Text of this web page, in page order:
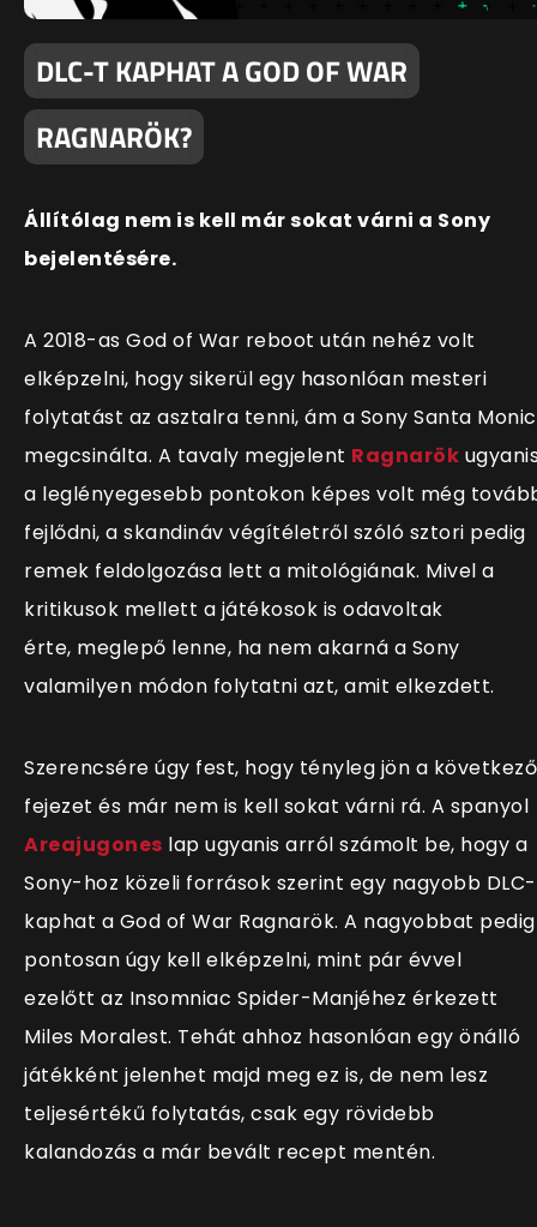
DLC-T KAPHAT A GOD OF WAR
RAGNARÖK?
Állítólag nem is kell már sokat várni a Sony
bejelentésére.
A 2018-as God of War reboot után nehéz volt
elképzelni, hogy sikerül egy hasonlóan mesteri
folytatást az asztalra tenni, ám a Sony Santa
megcsinálta. A tavaly megjelent Ragnarök
a leglényegesebb pontokon képes volt még
fejlődni, a skandináv végítéletről szóló sztori pedig
remek feldolgozása lett a mitológiának. Mivel a
kritikusok mellett a játékosok is odavoltak
érte, meglepő lenne, ha nem akarná a Sony
valamilyen módon folytatni azt, amit elkezdett.
Szerencsére úgy fest, hogy tényleg jön a következő
fejezet és már nem is kell sokat várni rá. A spanyol
Areajugones lap ugyanis arról számolt be, hogy a
Sony-hoz közeli források szerint egy nagyobb
kaphat a God of War Ragnarök. A nagyobbat pedig
pontosan úgy kell elképzelni, mint pár évvel
ezelőtt az Insomniac Spider-Manjéhez érkezett
Miles Moralest. Tehát ahhoz hasonlóan egy önálló
játékként jelenhet majd meg ez is, de nem lesz
teljesértékű folytatás, csak egy rövidebb
kalandozás a már bevált recept mentén.